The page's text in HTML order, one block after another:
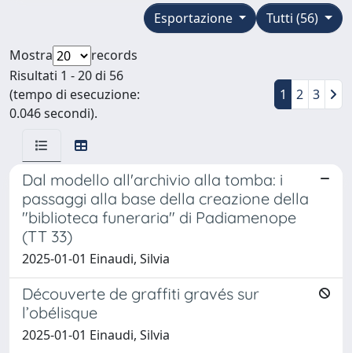
Tutti (56)
Esportazione
Mostra
records
Risultati 1 - 20 di 56
(tempo di esecuzione:
0.046 secondi).
1 2 3
Dal modello all'archivio alla tomba: i
passaggi alla base della creazione della
"biblioteca funeraria" di Padiamenope
(TT 33)
2025-01-01 Einaudi, Silvia
Découverte de graffiti gravés sur
l’obélisque
2025-01-01 Einaudi, Silvia